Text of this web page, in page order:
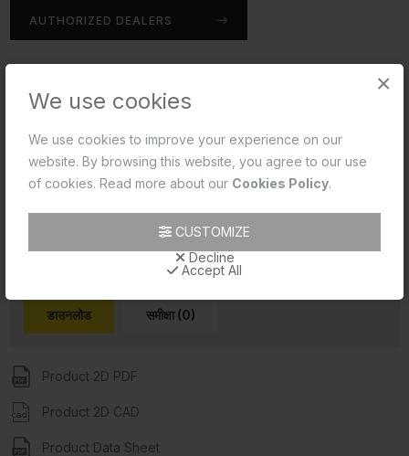
×
We use cookies
We use cookies to improve your experience on our
website. By browsing this website, you agree to our use
of cookies. Read more about our Cookies Policy.
CUSTOMIZE
Decline
Accept All
AUTHORIZED DEALERS
Jaquar reserves the right at its sole discretion, to
change/modify/alter any product specification at any time
without notice, where improvement can be effected in
design, development and dimensions.
डाउनलोड समीक्षा (0)
Product 2D PDF
Product 2D CAD
Product Data Sheet